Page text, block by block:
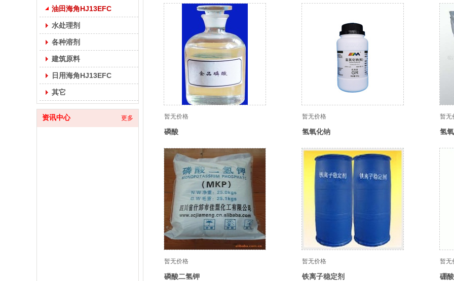
油田海角HJ13EFC
水处理剂
各种溶剂
建筑原料
日用海角HJ13EFC
其它
资讯中心 更多 暂无价格
磷酸
暂无价格
氢氧化钠
暂无
氢
暂无价格
磷酸二氢钾
暂无价格
铁离子稳定剂
暂无
硼酸